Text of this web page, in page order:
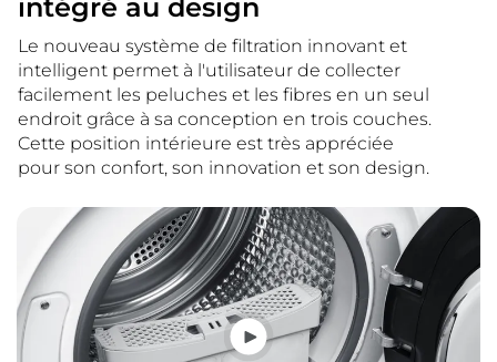
intégré au design
Le nouveau système de filtration innovant et
intelligent permet à l'utilisateur de collecter
facilement les peluches et les fibres en un seul
endroit grâce à sa conception en trois couches.
Cette position intérieure est très appréciée
pour son confort, son innovation et son design.